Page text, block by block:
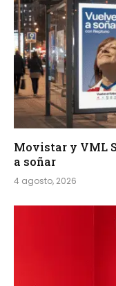
Movistar y VML
a soñar
4 agosto, 2026